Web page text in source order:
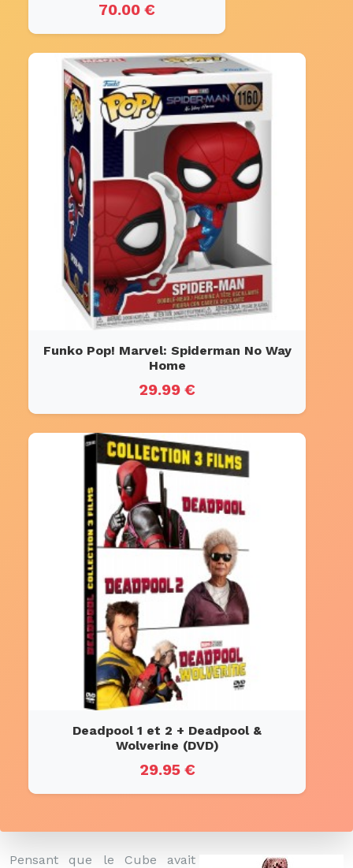
70.00 €
Funko Pop! Marvel: Spiderman No Way
Home
29.99 €
Deadpool 1 et 2 + Deadpool &
Wolverine (DVD)
29.95 €
Pensant que le Cube avait